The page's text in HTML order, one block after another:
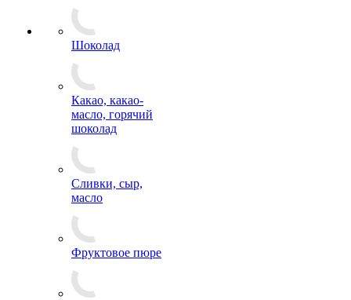
Шоколад
Какао, какао-
масло, горячий
шоколад
Сливки, сыр,
масло
Фруктовое пюре